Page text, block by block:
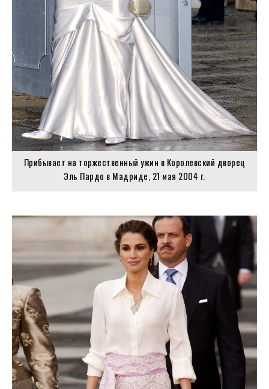
Прибывает на торжественный ужин в Королевский дворец
Эль Пардо в Мадриде, 21 мая 2004 г.